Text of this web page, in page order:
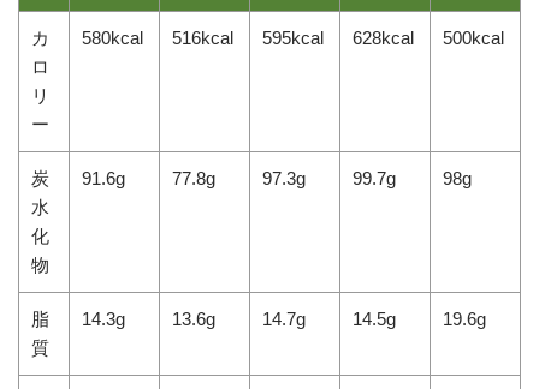
カ
ロ
リ
ー
580kcal 516kcal 595kcal 628kcal 500kcal
炭
水
化
物
91.6g 77.8g 97.3g 99.7g 98g
脂
質
14.3g 13.6g 14.7g 14.5g 19.6g